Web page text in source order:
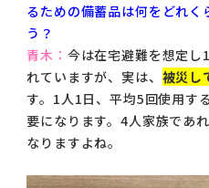
るための備蓄品は何をどれく
う？
青木： 今は在宅避難を想定し
れていますが、実は、 被災し
す。1人1日、平均5回使用す
要になります。4人家族であ
なりますよね。